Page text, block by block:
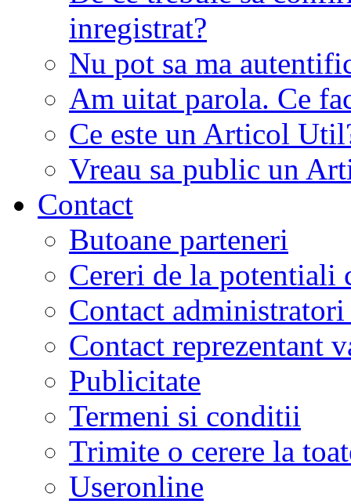
inregistrat?
Nu pot sa ma
Am uitat parola. Ce
Ce este un Articol
Vreau sa public un
Contact
Butoane parteneri
Cereri de la potentiali
Contact
Contact reprezentant
Publicitate
Termeni si conditii
Trimite o cerere la
Useronline